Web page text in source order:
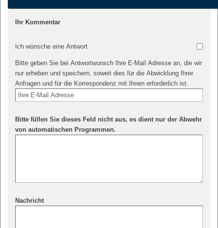
Ihr Kommentar
Ich wünsche eine Antwort
Bitte geben Sie bei Antwortwunsch Ihre E-Mail Adresse an, die wir
nur erheben und speichern, soweit dies für die Abwicklung Ihrer
Anfragen und für die Korrespondenz mit Ihnen erforderlich ist.
Bitte füllen Sie dieses Feld nicht aus, es dient nur der Abwehr
von automatischen Programmen.
Nachricht